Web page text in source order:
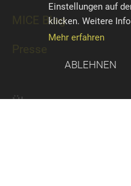
Einstellungen auf
klicken. Weitere
Mehr erfahren
Ablehnen
MICE Blog
Über uns